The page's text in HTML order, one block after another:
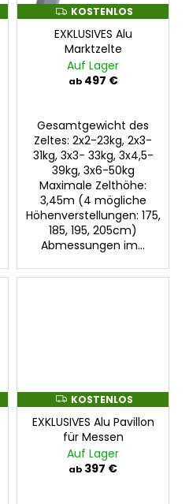
K
O
S
T
E
N
O
KOSTENLOS
EXKLUSIVES Alu
Marktzelte
Auf Lager
ab497 €
Gesamtgewicht des
Zeltes: 2x2-23kg, 2x3-
31kg, 3x3- 33kg, 3x4,5-
39kg, 3x6-50kg
Maximale Zelthöhe:
3,45m (4 mögliche
Höhenverstellungen: 175,
185, 195, 205cm)
Abmessungen im...
K
O
S
T
E
N
O
KOSTENLOS
EXKLUSIVES Alu Pavillon
für Messen
Auf Lager
ab 397 €